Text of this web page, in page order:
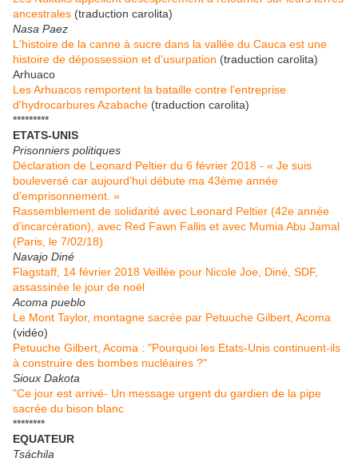
ancestrales (traduction carolita)
Nasa Paez
L'histoire de la canne à sucre dans la vallée du Cauca est une
histoire de dépossession et d'usurpation (traduction carolita)
Arhuaco
Les Arhuacos remportent la bataille contre l'entreprise
d'hydrocarbures Azabache (traduction carolita)
*********
ETATS-UNIS
Prisonniers politiques
Déclaration de Leonard Peltier du 6 février 2018 - « Je suis
bouleversé car aujourd’hui débute ma 43ème année
d’emprisonnement. »
Rassemblement de solidarité avec Leonard Peltier (42e année
d’incarcération), avec Red Fawn Fallis et avec Mumia Abu Jamal
(Paris, le 7/02/18)
Navajo Diné
Flagstaff, 14 février 2018 Veillée pour Nicole Joe, Diné, SDF,
assassinée le jour de noël
Acoma pueblo
Le Mont Taylor, montagne sacrée par Petuuche Gilbert, Acoma
(vidéo)
Petuuche Gilbert, Acoma : "Pourquoi les Etats-Unis continuent-ils
à construire des bombes nucléaires ?"
Sioux Dakota
"Ce jour est arrivé- Un message urgent du gardien de la pipe
sacrée du bison blanc
********
EQUATEUR
Tsáchila